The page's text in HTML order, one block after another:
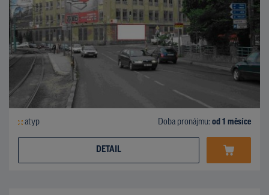
atyp Doba pronájmu: od 1 měsíce
DETAIL